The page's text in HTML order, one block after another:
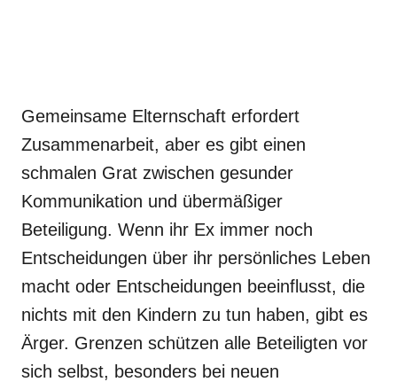
Gemeinsame Elternschaft erfordert
Zusammenarbeit, aber es gibt einen
schmalen Grat zwischen gesunder
Kommunikation und übermäßiger
Beteiligung. Wenn ihr Ex immer noch
Entscheidungen über ihr persönliches Leben
macht oder Entscheidungen beeinflusst, die
nichts mit den Kindern zu tun haben, gibt es
Ärger. Grenzen schützen alle Beteiligten vor
sich selbst, besonders bei neuen